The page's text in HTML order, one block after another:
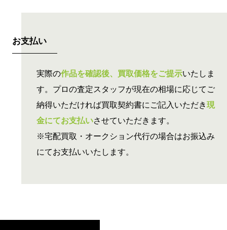
お支払い
実際の作品を確認後、買取価格をご提示いたしま
す。プロの査定スタッフが現在の相場に応じてご
納得いただければ買取契約書にご記入いただき現
金にてお支払いさせていただきます。
※宅配買取・オークション代行の場合はお振込み
にてお支払いいたします。